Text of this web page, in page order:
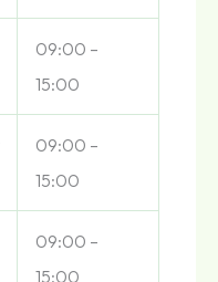
09:00 –
15:00
09:00 –
15:00
09:00 –
15:00